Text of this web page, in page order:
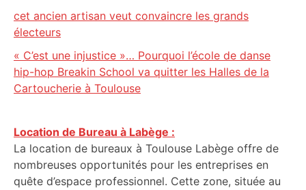
cet ancien artisan veut convaincre les grands
électeurs
« C’est une injustice »… Pourquoi l’école de danse
hip-hop Breakin School va quitter les Halles de la
Cartoucherie à Toulouse
Location de Bureau à Labège :
La location de bureaux à Toulouse Labège offre de
nombreuses opportunités pour les entreprises en
quête d’espace professionnel. Cette zone, située au